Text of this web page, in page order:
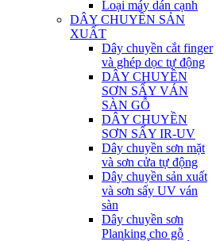
Loại máy dán cạnh
DÂY CHUYỀN SẢN
XUẤT
Dây chuyền cắt finger
và ghép dọc tự động
DÂY CHUYỀN
SƠN SẤY VÁN
SÀN GỖ
DÂY CHUYỀN
SƠN SẤY IR-UV
Dây chuyền sơn mặt
và sơn cửa tự động
Dây chuyền sản xuất
và sơn sấy UV ván
sàn
Dây chuyền sơn
Planking cho gỗ